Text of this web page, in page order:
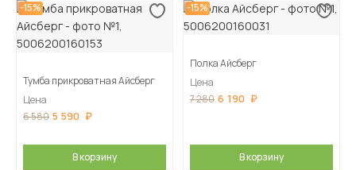
-15%
Тумба прикроватная Айсберг
Цена
6 580 5 590
В корзину
-15%
Полка Айсберг
Цена
7 280 6 190
В корзину